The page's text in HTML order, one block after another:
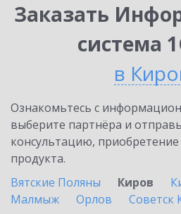
Заказать
система
в
Ознакомьтесь с
выберите партнёра и
консультацию,
продукта.
Вятские Поляны
Киров
Малмыж
Орлов
Советск